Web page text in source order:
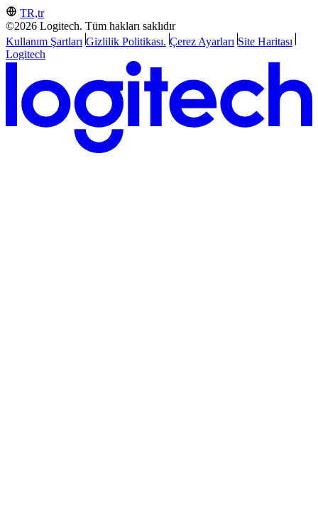
TR,tr
©2026 Logitech. Tüm hakları saklıdır
Kullanım Şartları Gizlilik Politikası. Çerez Ayarları Site Haritası
Logitech